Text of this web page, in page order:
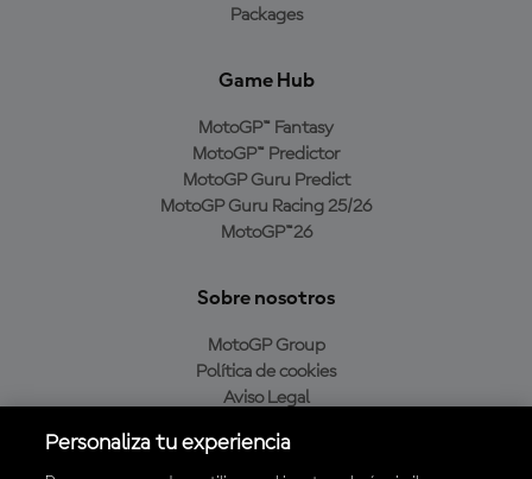
Packages
Game Hub
MotoGP™ Fantasy
MotoGP™ Predictor
MotoGP Guru Predict
MotoGP Guru Racing 25/26
MotoGP™26
Sobre nosotros
MotoGP Group
Política de cookies
Aviso Legal
Política de compra
Personaliza tu experiencia